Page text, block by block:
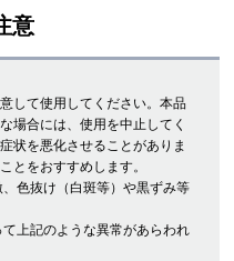
意
して使用してください。本品
場合には、使用を中止してく
状を悪化させることがありま
とをおすすめします。
色抜け（白斑等）や黒ずみ等
上記のような異常があらわれ